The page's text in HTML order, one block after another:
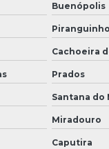
Buenópolis
Piranguinho
Cachoeira
Prados
Santana do
Miradouro
Caputira